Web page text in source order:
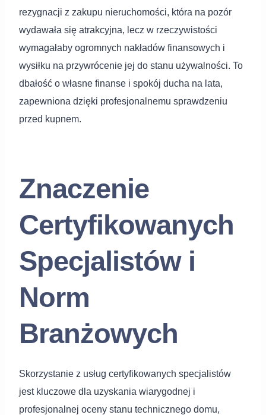
rezygnacji z zakupu nieruchomości, która na pozór
wydawała się atrakcyjna, lecz w rzeczywistości
wymagałaby ogromnych nakładów finansowych i
wysiłku na przywrócenie jej do stanu używalności. To
dbałość o własne finanse i spokój ducha na lata,
zapewniona dzięki profesjonalnemu sprawdzeniu
przed kupnem.
Znaczenie
Certyfikowanych
Specjalistów i
Norm
Branżowych
Skorzystanie z usług certyfikowanych specjalistów
jest kluczowe dla uzyskania wiarygodnej i
profesjonalnej oceny stanu technicznego domu,